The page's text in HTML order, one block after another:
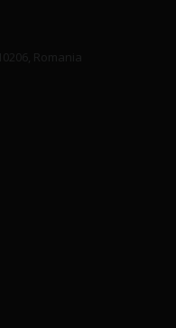
Romania